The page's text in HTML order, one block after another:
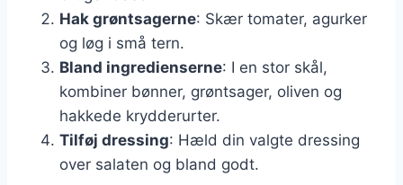
Hak grøntsagerne: Skær tomater, agurker
og løg i små tern.
Bland ingredienserne: I en stor skål,
kombiner bønner, grøntsager, oliven og
hakkede krydderurter.
Tilføj dressing: Hæld din valgte dressing
over salaten og bland godt.